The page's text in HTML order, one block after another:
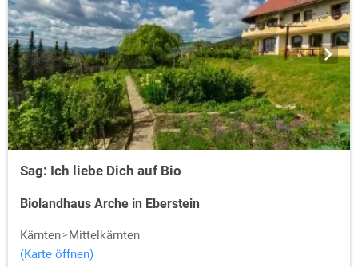
Sag: Ich liebe Dich auf Bio
Biolandhaus Arche in Eberstein
Kärnten
Mittelkärnten
(Karte öffnen)